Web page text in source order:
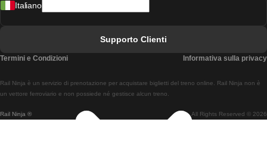
Treni Da Lisbon A Braga
Treni Da Braga A Lisbona
Rail Ninja ® All Rights Reserved © 2026
Rail Ninja è un servizio di prenotazione per acquistare biglietti del treno online. Rail Ninja non è
un vettore ferroviario e non possiede né gestisce alcun treno.
Italiano
Supporto Clienti
Termini e Condizioni Informativa sulla privacy